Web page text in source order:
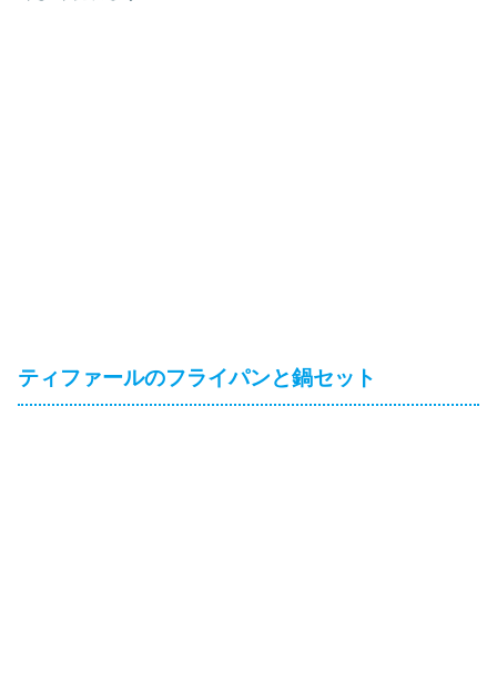
ティファールのフライパンと鍋セット